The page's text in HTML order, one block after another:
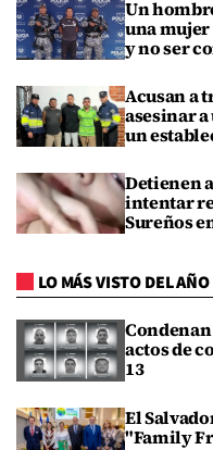
Un
una mujer
y no ser
Acusan a
asesinar
un
Detienen
intentar
Sureños
LO MÁS VISTO DEL AÑO
actos de
13
El
"Family